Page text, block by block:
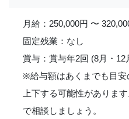
月給：250,000円 〜
固定残業：なし
賞与：賞与年2回 (8月・
※給与額はあくまでも目安
上下する可能性がありま
で相談しましょう。